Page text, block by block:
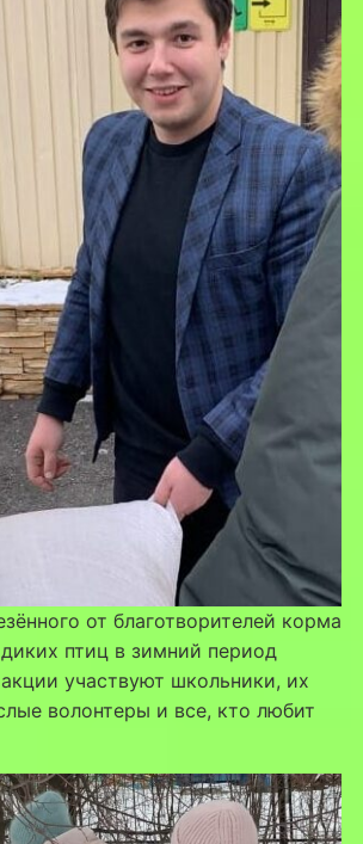
от благотворителей корма
птиц в зимний период
участвуют школьники, их
волонтеры и все, кто любит